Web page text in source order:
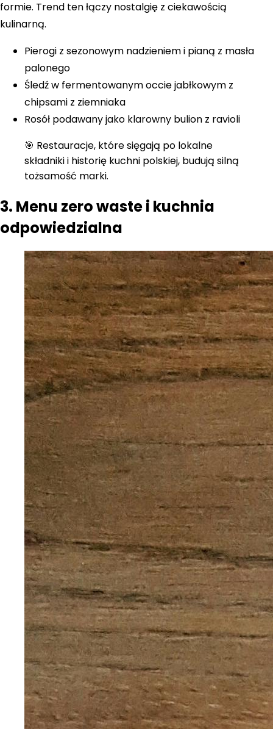
formie. Trend ten łączy nostalgię z ciekawością
kulinarną.
Pierogi z sezonowym nadzieniem i pianą z masła
palonego
Śledź w fermentowanym occie jabłkowym z
chipsami z ziemniaka
Rosół podawany jako klarowny bulion z ravioli
🎯 Restauracje, które sięgają po lokalne
składniki i historię kuchni polskiej, budują silną
tożsamość marki.
3. Menu zero waste i kuchnia
odpowiedzialna